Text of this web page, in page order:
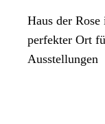
Haus der
perfekter Ort
Ausstellungen